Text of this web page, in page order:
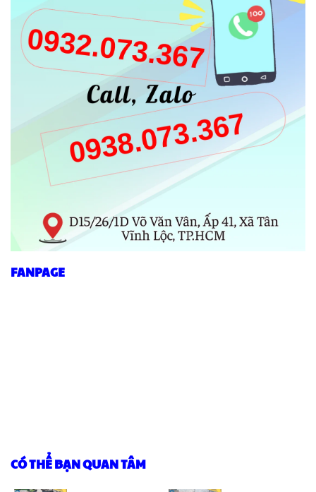
FANPAGE
CÓ THỂ BẠN QUAN TÂM